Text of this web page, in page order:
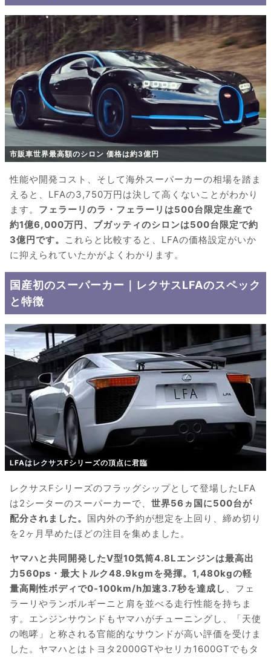
市販車世界最高額のシロン 価格は約3億円
性能や開発コスト、そして海外スーパーカーの相場を踏ま
えると、LFAの3,750万円は決して高くないことがわかり
ます。 フェラーリのラ・フェラーリは500台限定生産で
約1億6,000万円、ブガッティのシロンは500台限定で約
3億円です。
これらと比較すると、LFAの価格設定がいか
に抑えられていたかがよくわかります。
国産初のスーパーカー｜レクサスLFAのスペック
と特徴
LFAはレクサスFシリーズの頂点に君臨
レクサスFシリーズのフラッグシップとして登場したLFA
は2シーターのスーパーカーで、 世界56ヵ国に500台が
配分されました。 国内外の予約が想定を上回り、締め切り
を2ヶ月早めたほどの注目を集めました。
ヤマハと共同開発したV型10気筒4.8Lエンジンは最高出
力560ps・最大トルク48.9kgmを発揮。1,480kgの軽
量高剛性ボディで0-100km/h加速3.7秒を達成し 、フェ
ラーリやランボルギーニと肩を並べる走行性能を持ちま
す。エンジンサウンドもヤマハがチューニングし、「天使
の咆哮」と称される官能的なサウンドが高い評価を受けま
した。ヤマハとはトヨタ2000GTやセリカ1600GTでもタ